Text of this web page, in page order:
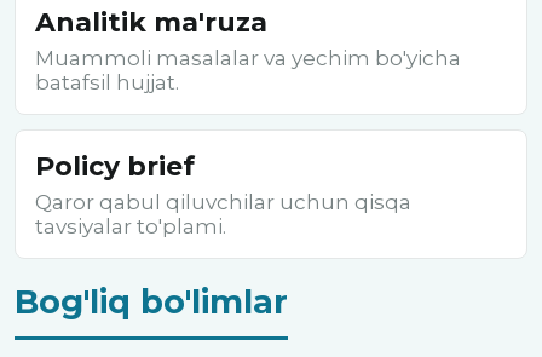
Analitik ma'ruza
Muammoli masalalar va yechim bo'yicha
batafsil hujjat.
Policy brief
Qaror qabul qiluvchilar uchun qisqa
tavsiyalar to'plami.
Bog'liq bo'limlar